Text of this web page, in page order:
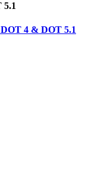
5.1
4 & DOT 5.1